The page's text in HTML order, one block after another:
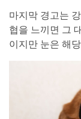
마지막 경고는
협을 느끼면 그
이지만 눈은 해